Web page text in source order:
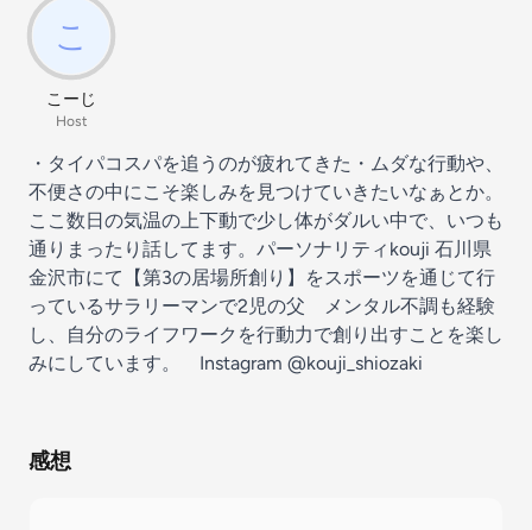
こーじ
Host
・タイパコスパを追うのが疲れてきた・ムダな行動や、
不便さの中にこそ楽しみを見つけていきたいなぁとか。
ここ数日の気温の上下動で少し体がダルい中で、いつも
通りまったり話してます。パーソナリティkouji 石川県
金沢市にて【第3の居場所創り】をスポーツを通じて行
っているサラリーマンで2児の父 メンタル不調も経験
し、自分のライフワークを行動力で創り出すことを楽し
みにしています。 Instagram @kouji_shiozaki
感想